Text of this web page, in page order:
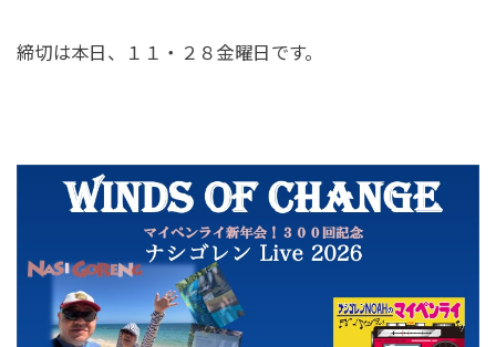
締切は本日、１１・２８金曜日です。